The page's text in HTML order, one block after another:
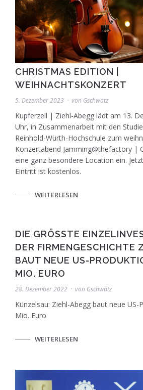
CHRISTMAS EDITION |
WEIHNACHTSKONZERT
5. Dezember 2023 von Gschwätz
Kupferzell | Ziehl-Abegg lädt am 13.
Uhr, in Zusammenarbeit mit den
Reinhold-Würth-Hochschule zum
Konzertabend Jamming@thefactory |
eine ganz besondere Location ein.
Eintritt ist kostenlos.
WEITERLESEN
DIE GRÖSSTE
ER FIRMENGESCHICHTE
AUT NEUE US-
IO. EURO
28. Dezember 2022 von Gschwätz
Künzelsau: Ziehl-Abegg baut neue
Mio. Euro
WEITERLESEN